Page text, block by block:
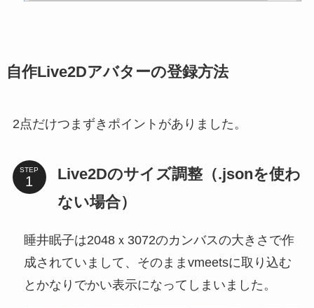
自作Live2Dアバターの登録方法
2点だけつまずきポイントがありました。
STEP
Live2Dのサイズ調整（.jsonを使わ
ない場合）
睡井眠子は2048ｘ3072のカンバスの大きさで作
成されていまして、そのままvmeetsに取り込む
とかなりでかい表示になってしまいました。